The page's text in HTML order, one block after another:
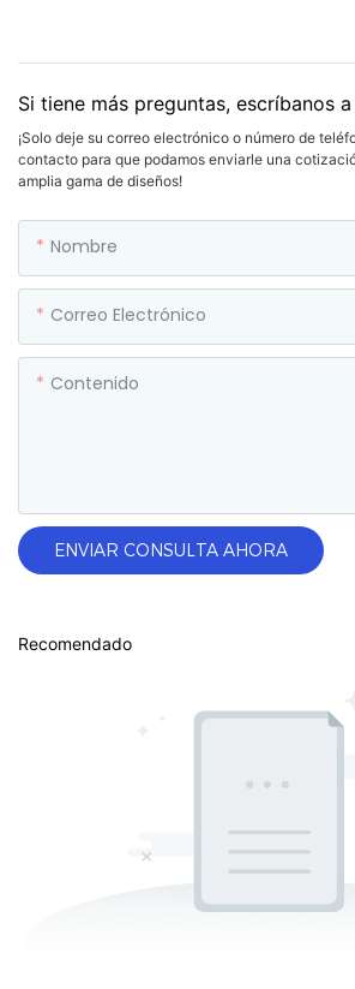
Si tiene más preguntas, escríbanos
¡Solo deje su correo electrónico o número de
contacto para que podamos enviarle una
amplia gama de diseños!
Nombre
Correo Electrónico
Contenido
ENVIAR CONSULTA AHORA
Recomendado